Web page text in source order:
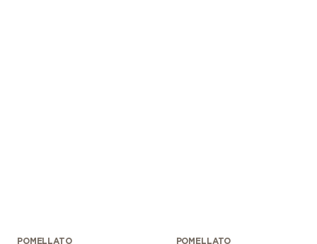
POMELLATO POMELLATO